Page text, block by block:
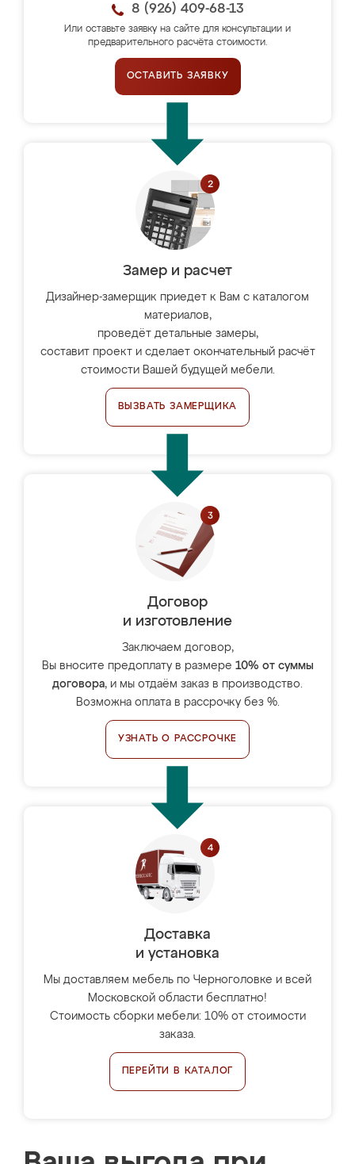
8 (926) 409-68-13
Или оставьте заявку на сайте для консультации и
предварительного расчёта стоимости.
ОСТАВИТЬ ЗАЯВКУ
Замер и расчет
Дизайнер-замерщик приедет к Вам с каталогом
материалов,
проведёт детальные замеры,
составит проект и сделает окончательный расчёт
стоимости Вашей будущей мебели.
ВЫЗВАТЬ ЗАМЕРЩИКА
Договор
и изготовление
Заключаем договор,
Вы вносите предоплату в размере 10% от суммы
договора, и мы отдаём заказ в производство.
Возможна оплата в рассрочку без %.
УЗНАТЬ О РАССРОЧКЕ
Доставка
и установка
Мы доставляем мебель по Черноголовке и всей
Московской области бесплатно!
Стоимость сборки мебели: 10% от стоимости
заказа.
ПЕРЕЙТИ В КАТАЛОГ